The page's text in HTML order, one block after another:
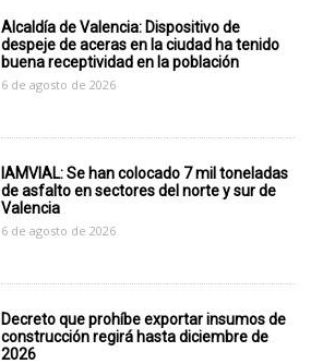
Alcaldía de Valencia: Dispositivo de
despeje de aceras en la ciudad ha tenido
buena receptividad en la población
6 de agosto de 2026
IAMVIAL: Se han colocado 7 mil toneladas
de asfalto en sectores del norte y sur de
Valencia
6 de agosto de 2026
Decreto que prohíbe exportar insumos de
construcción regirá hasta diciembre de
2026